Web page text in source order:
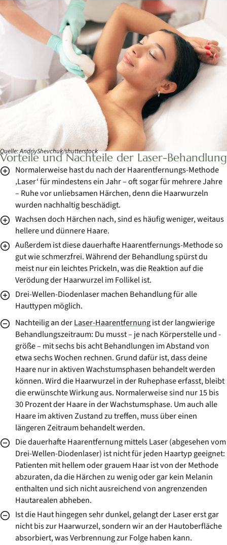
Quelle: AndriyShevchuk/shutterstock
Vorteile und Nachteile der Laser-Behandlung
Normalerweise hast du nach der Haarentfernungs-Methode
‚Laser‘ für mindestens ein Jahr – oft sogar für mehrere Jahre
– Ruhe vor unliebsamen Härchen, denn die Haarwurzeln
wurden nachhaltig beschädigt.
Wachsen doch Härchen nach, sind es häufig weniger, weitaus
hellere und dünnere Haare.
Außerdem ist diese dauerhafte Haarentfernungs-Methode so
gut wie schmerzfrei. Während der Behandlung spürst du
meist nur ein leichtes Prickeln, was die Reaktion auf die
Verödung der Haarwurzel im Follikel ist.
Drei-Wellen-Diodenlaser machen Behandlung für alle
Hauttypen möglich.
Nachteilig an derLaser-Haarentfernungist der langwierige
Behandlungszeitraum: Du musst – je nach Körperstelle und -
größe – mit sechs bis acht Behandlungen im Abstand von
etwa sechs Wochen rechnen. Grund dafür ist, dass deine
Haare nur in aktiven Wachstumsphasen behandelt werden
können. Wird die Haarwurzel in der Ruhephase erfasst, bleibt
die erwünschte Wirkung aus. Normalerweise sind nur 15 bis
30 Prozent der Haare in der Wachstumsphase. Um auch alle
Haare im aktiven Zustand zu treffen, muss über einen
längeren Zeitraum behandelt werden.
Die dauerhafte Haarentfernung mittels Laser (abgesehen vom
Drei-Wellen-Diodenlaser) ist nicht für jeden Haartyp geeignet:
Patienten mit hellem oder grauem Haar ist von der Methode
abzuraten, da die Härchen zu wenig oder gar kein Melanin
enthalten und sich nicht ausreichend von angrenzenden
Hautarealen abheben.
Ist die Haut hingegen sehr dunkel, gelangt der Laser erst gar
nicht bis zur Haarwurzel, sondern wir an der Hautoberfläche
absorbiert, was Verbrennung zur Folge haben kann.